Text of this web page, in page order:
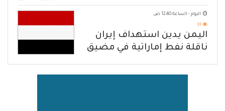
الهجوم الإرهابي الحوثي والرد
الحازم على مصدر التهديد
اليوم - الساعة 12:40 ص
91
اليمن يدين استهداف إيران
ناقلة نفط إماراتية في مضيق